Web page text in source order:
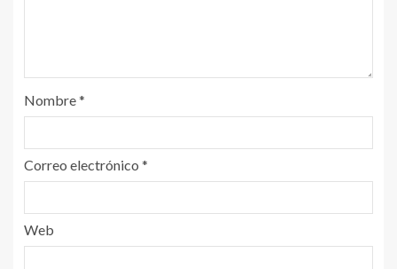
Nombre*
Correo electrónico *
Web